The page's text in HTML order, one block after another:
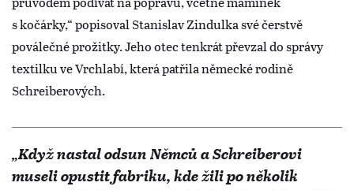
s kočárky,“ popisoval Stanislav Zindulka své čerstvě
poválečné prožitky. Jeho otec tenkrát převzal do správy
textilku ve Vrchlabí, která patřila německé rodině
Schreiberových.
„Když nastal odsun Němců a Schreiberovi
museli opustit fabriku, kde žili po několik